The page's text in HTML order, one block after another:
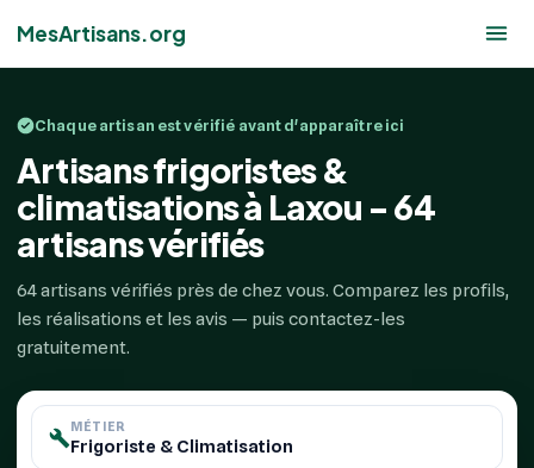
MesArtisans.org
Chaque artisan est vérifié avant d'apparaître ici
Artisans frigoristes &
climatisations à Laxou - 64
artisans vérifiés
64 artisans vérifiés près de chez vous. Comparez les profils,
les réalisations et les avis — puis contactez-les
gratuitement.
MÉTIER